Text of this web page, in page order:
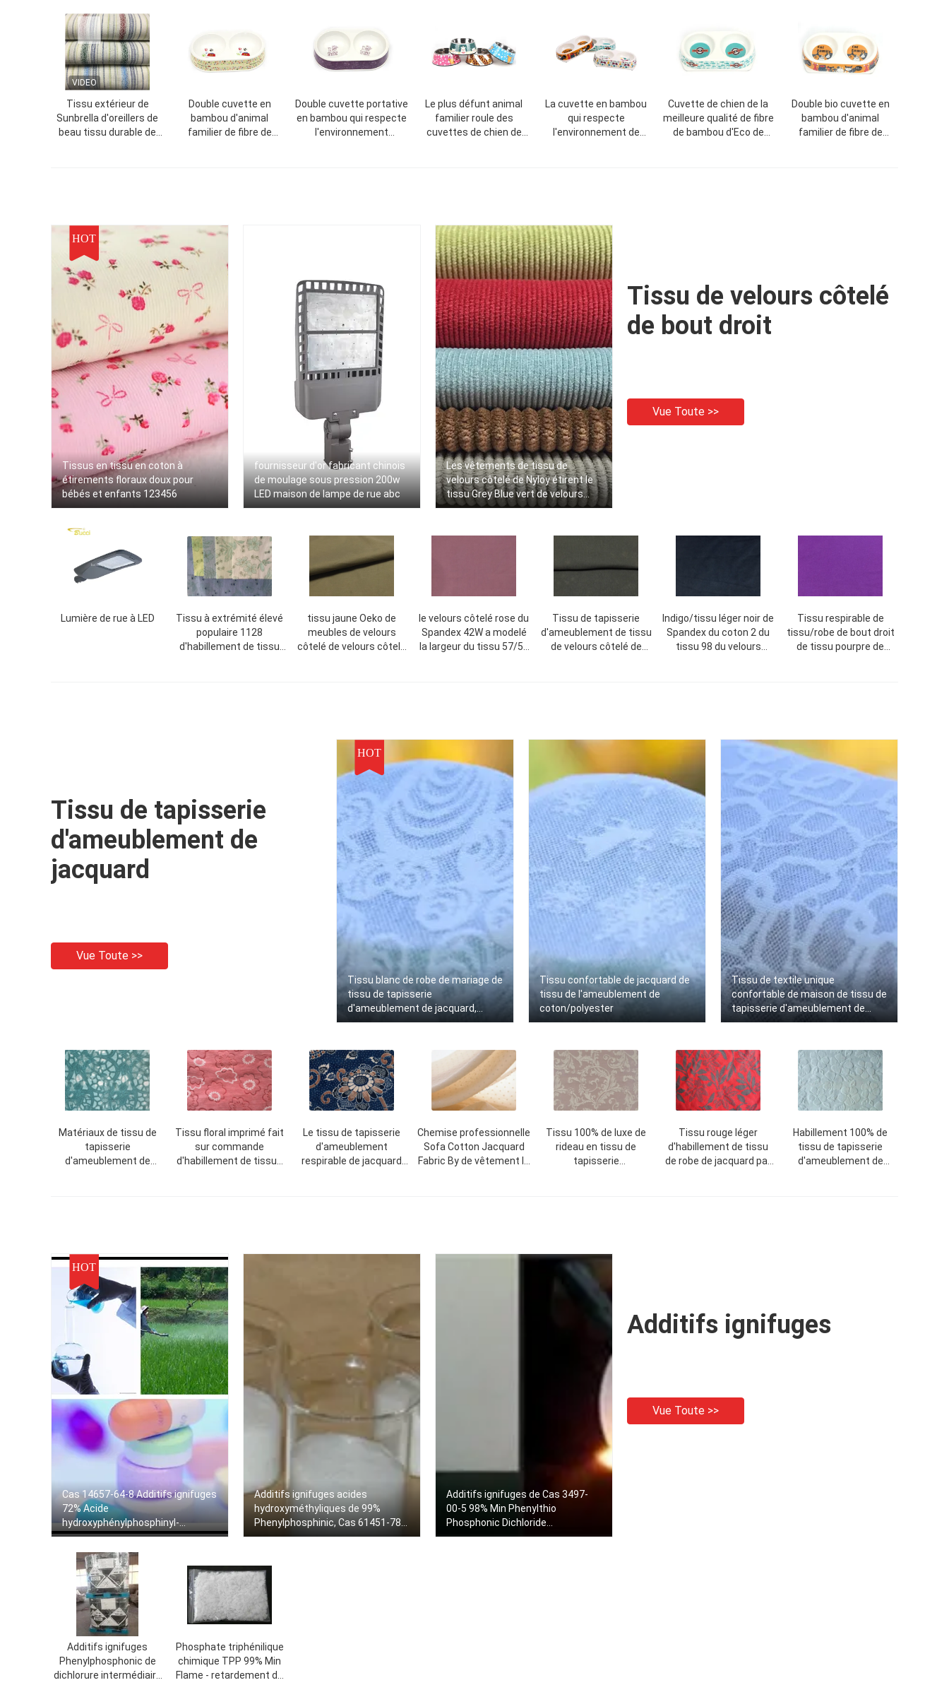
VIDEO
Tissu extérieur de
Sunbrella d'oreillers de
beau tissu durable de
Double cuvette en
bambou d'animal
familier de fibre de
Double cuvette portative
en bambou qui respecte
l'environnement
Le plus défunt animal
familier roule des
cuvettes de chien de
La cuvette en bambou
qui respecte
l'environnement de
Cuvette de chien de la
meilleure qualité de fibre
de bambou d'Eco de
Double bio cuvette en
bambou d'animal
familier de fibre de
HOT
Tissus en tissu en coton à
étirements floraux doux pour
bébés et enfants 123456
fournisseur d'or fabricant chinois
de moulage sous pression 200w
LED maison de lampe de rue abc
Les vêtements de tissu de
velours côtelé de Nyloy étirent le
tissu Grey Blue vert de velours
côtelé
Tissu de velours côtelé
de bout droit
Vue Toute >>
Lumière de rue à LED
Tissu à extrémité élevé
populaire 1128
d'habillement de tissu
tissu jaune Oeko de
meubles de velours
côtelé de velours côtelé
le velours côtelé rose du
Spandex 42W a modelé
la largeur du tissu 57/58
Tissu de tapisserie
d'ameublement de tissu
de velours côtelé de
Indigo/tissu léger noir de
Spandex du coton 2 du
tissu 98 du velours
Tissu respirable de
tissu/robe de bout droit
de tissu pourpre de
Tissu de tapisserie
d'ameublement de
jacquard
Vue Toute >>
HOT
Tissu blanc de robe de mariage de
tissu de tapisserie
d'ameublement de jacquard,
largeur 57"/58"
Tissu confortable de jacquard de
tissu de l'ameublement de
coton/polyester
Tissu de textile unique
confortable de maison de tissu de
tapisserie d'ameublement de
coton/polyester
Matériaux de tissu de
tapisserie
d'ameublement de
Tissu floral imprimé fait
sur commande
d'habillement de tissus
Le tissu de tapisserie
d'ameublement
respirable de jacquard
Chemise professionnelle
Sofa Cotton Jacquard
Fabric By de vêtement le
Tissu 100% de luxe de
rideau en tissu de
tapisserie
Tissu rouge léger
d'habillement de tissu
de robe de jacquard par
Habillement 100% de
tissu de tapisserie
d'ameublement de
HOT
Cas 14657-64-8 Additifs ignifuges
72% Acide
hydroxyphénylphosphinyl-
propanéique L1111liquide 0701v1
Additifs ignifuges acides
hydroxyméthyliques de 99%
Phenylphosphinic, Cas 61451-78-
3, C7H9O3P
Additifs ignifuges de Cas 3497-
00-5 98% Min Phenylthio
Phosphonic Dichloride
Intermediate
Additifs ignifuges
Vue Toute >>
Additifs ignifuges
Phenylphosphonic de
dichlorure intermédiaire
Phosphate triphénilique
chimique TPP 99% Min
Flame - retardement de